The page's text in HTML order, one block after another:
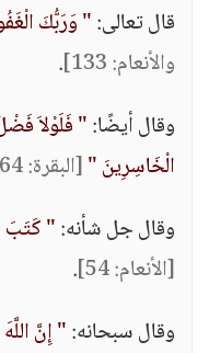
قال تعالى:" وَرَبُّكَ
والأنعام: 133]
.
وقال أيضًا:" فَلَوْلاَ
الْخَاسِرِينَ "[البقرة: 64]
وقال جل شأنه:" كَتَبَ
[الأنعام: 54]
.
وقال سبحانه:" إِنَّ